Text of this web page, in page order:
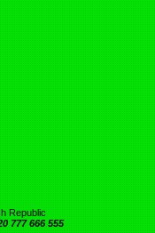
Republic
777 666 555